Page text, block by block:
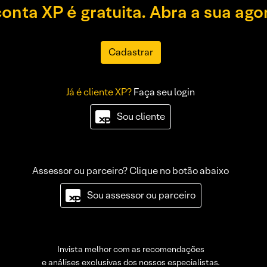
XP é gratuita. Abra a sua
Cadastrar
Já é cliente XP?Faça seu login
Sou cliente
Assessor ou parceiro? Clique no botão abaixo
Sou assessor ou parceiro
Invista melhor com as recomendações
e análises exclusivas dos nossos especialistas.